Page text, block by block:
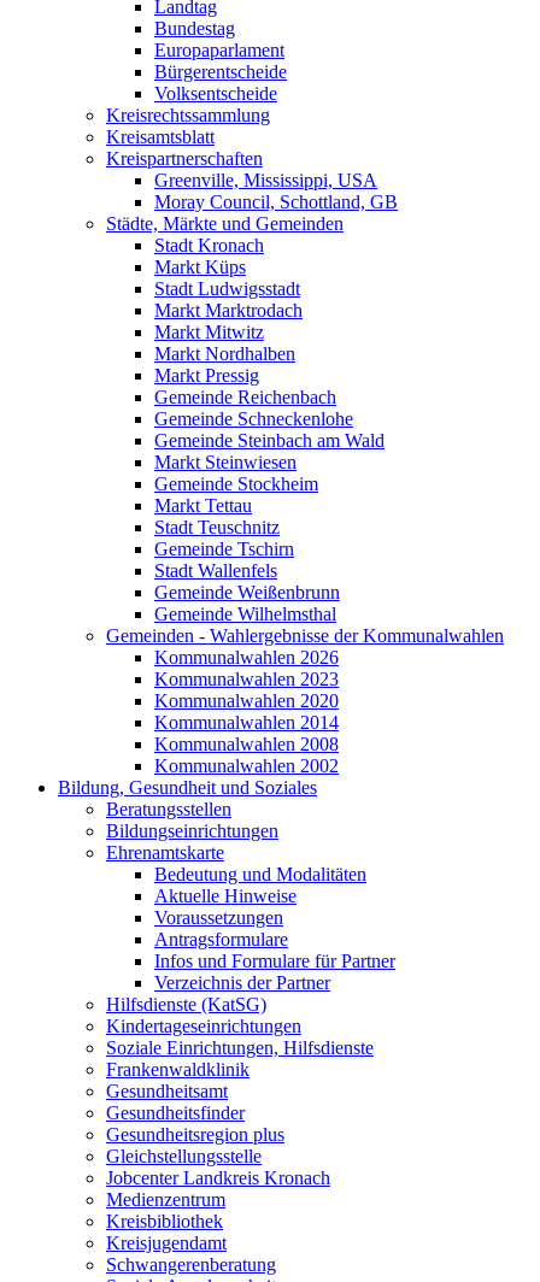
Landtag
Bundestag
Europaparlament
Bürgerentscheide
Volksentscheide
Kreisrechtssammlung
Kreisamtsblatt
Kreispartnerschaften
Greenville, Mississippi, USA
Moray Council, Schottland, GB
Städte, Märkte und Gemeinden
Stadt Kronach
Markt Küps
Stadt Ludwigsstadt
Markt Marktrodach
Markt Mitwitz
Markt Nordhalben
Markt Pressig
Gemeinde Reichenbach
Gemeinde Schneckenlohe
Gemeinde Steinbach am Wald
Markt Steinwiesen
Gemeinde Stockheim
Markt Tettau
Stadt Teuschnitz
Gemeinde Tschirn
Stadt Wallenfels
Gemeinde Weißenbrunn
Gemeinde Wilhelmsthal
Gemeinden - Wahlergebnisse der Kommunalwahlen
Kommunalwahlen 2026
Kommunalwahlen 2023
Kommunalwahlen 2020
Kommunalwahlen 2014
Kommunalwahlen 2008
Kommunalwahlen 2002
Bildung, Gesundheit und Soziales
Beratungsstellen
Bildungseinrichtungen
Ehrenamtskarte
Bedeutung und Modalitäten
Aktuelle Hinweise
Voraussetzungen
Antragsformulare
Infos und Formulare für Partner
Verzeichnis der Partner
Hilfsdienste (KatSG)
Kindertageseinrichtungen
Soziale Einrichtungen, Hilfsdienste
Frankenwaldklinik
Gesundheitsamt
Gesundheitsfinder
Gesundheitsregion plus
Gleichstellungsstelle
Jobcenter Landkreis Kronach
Medienzentrum
Kreisbibliothek
Kreisjugendamt
Schwangerenberatung